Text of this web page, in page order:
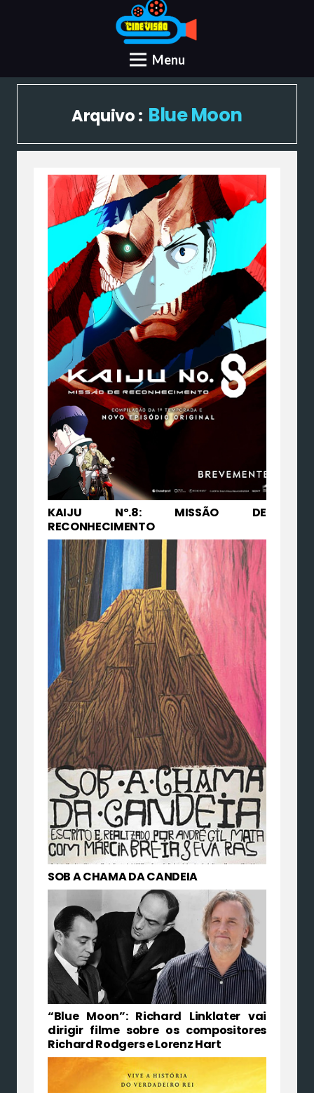
Menu
Arquivo : Blue Moon
KAIJU Nº.8: MISSÃO DE
RECONHECIMENTO
SOB A CHAMA DA CANDEIA
“Blue Moon”: Richard Linklater vai
dirigir filme sobre os compositores
Richard Rodgers e Lorenz Hart